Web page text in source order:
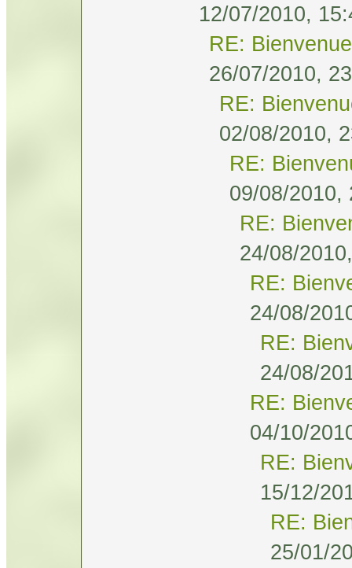
12/07/2010,
RE:
26/07/2010,
RE:
02/08/2010,
RE:
09/08/2010,
RE:
24/08/
RE:
24/08/
RE:
24/08/
RE:
04/10/
RE:
15/12/
RE:
25/01/